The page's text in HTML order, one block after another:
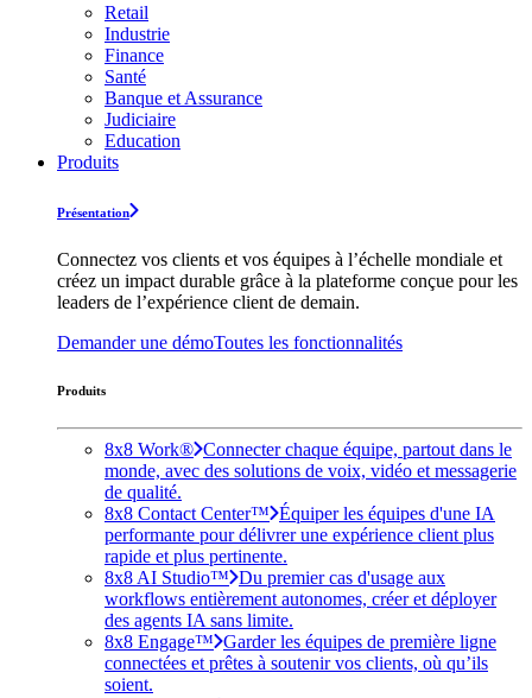
Retail
Industrie
Finance
Santé
Banque et Assurance
Judiciaire
Education
Produits
Présentation
Connectez vos clients et vos équipes à l’échelle mondiale et
créez un impact durable grâce à la plateforme conçue pour les
leaders de l’expérience client de demain.
Demander une démoToutes les fonctionnalités
Produits
8x8 Work® Connecter chaque équipe, partout dans le
monde, avec des solutions de voix, vidéo et messagerie
de qualité.
8x8 Contact Center™ Équiper les équipes d'une IA
performante pour délivrer une expérience client plus
rapide et plus pertinente.
8x8 AI Studio™ Du premier cas d'usage aux
workflows entièrement autonomes, créer et déployer
des agents IA sans limite.
8x8 Engage™ Garder les équipes de première ligne
connectées et prêtes à soutenir vos clients, où qu’ils
soient.